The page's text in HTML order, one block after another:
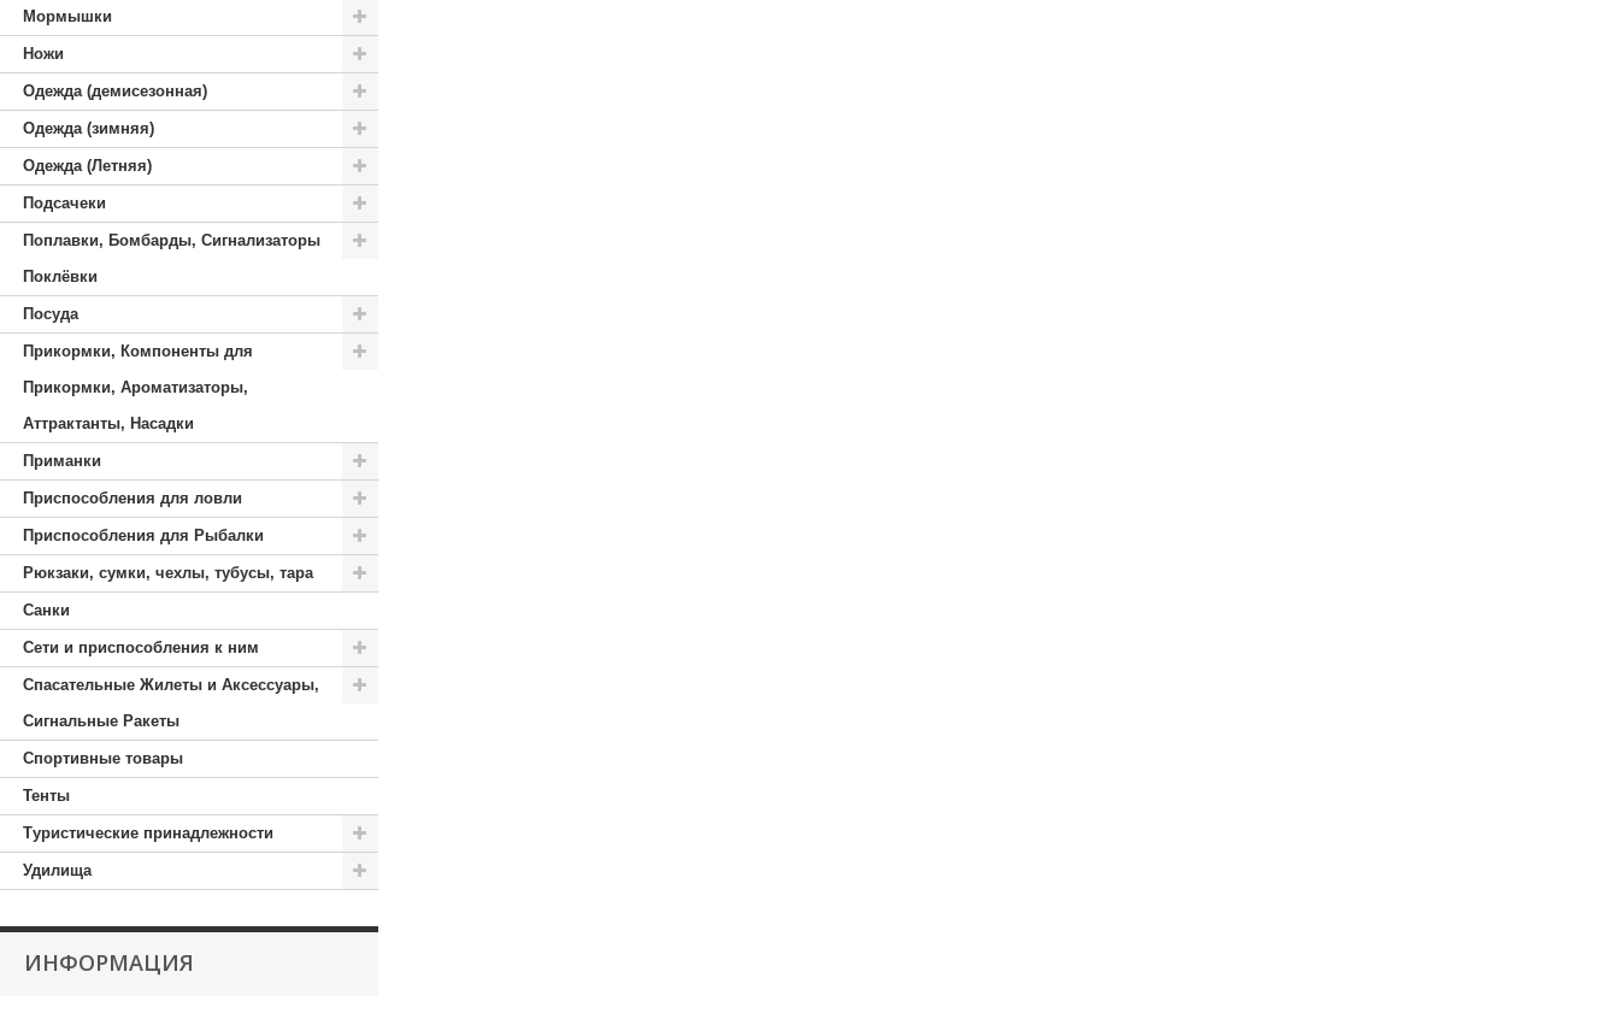
Мормышки
Ножи
Одежда (демисезонная)
Одежда (зимняя)
Одежда (Летняя)
Подсачеки
Поплавки, Бомбарды, Сигнализаторы
Поклёвки
Посуда
Прикормки, Компоненты для
Прикормки, Ароматизаторы,
Аттрактанты, Насадки
Приманки
Приспособления для ловли
Приспособления для Рыбалки
Рюкзаки, сумки, чехлы, тубусы, тара
Санки
Сети и приспособления к ним
Спасательные Жилеты и Аксессуары,
Сигнальные Ракеты
Спортивные товары
Тенты
Туристические принадлежности
Удилища
ИНФОРМАЦИЯ